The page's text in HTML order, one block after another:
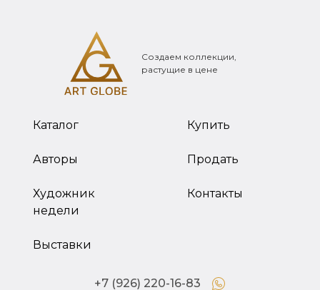
Создаем коллекции,
растущие в цене
Каталог
Авторы
Художник
недели
Выставки
Купить
Продать
Контакты
+7 (926) 220-16-83